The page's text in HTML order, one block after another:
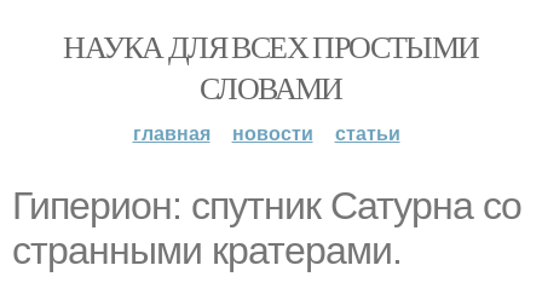
НАУКА ДЛЯ ВСЕХ ПРОСТЫМИ
СЛОВАМИ
главная новости статьи
Гиперион: спутник Сатурна со
странными кратерами.